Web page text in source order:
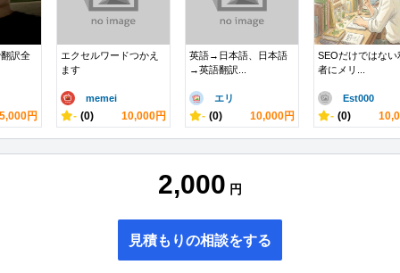
訳全
5,000円
エクセルワードつかえ
ます
memei
- (0) 10,000円
英語→日本語、日本語
→英語翻訳...
エリ
- (0) 10,000円
SEOだけではない
者にメリ...
Est000
- (0)
2,000 円
見積もりの相談をする